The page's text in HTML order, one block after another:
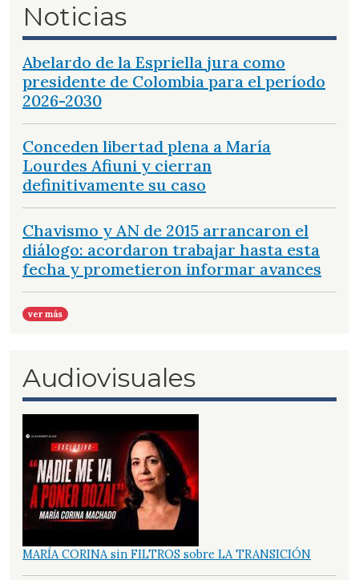
Noticias
Abelardo de la Espriella jura como
presidente de Colombia para el período
2026-2030
Conceden libertad plena a María
Lourdes Afiuni y cierran
definitivamente su caso
Chavismo y AN de 2015 arrancaron el
diálogo: acordaron trabajar hasta esta
fecha y prometieron informar avances
ver más
Audiovisuales
MARÍA CORINA sin FILTROS sobre LA TRANSICIÓN